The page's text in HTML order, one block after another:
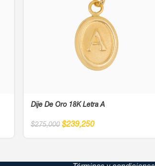
Dije De Oro 18K Letra A
$275,000 $239,250